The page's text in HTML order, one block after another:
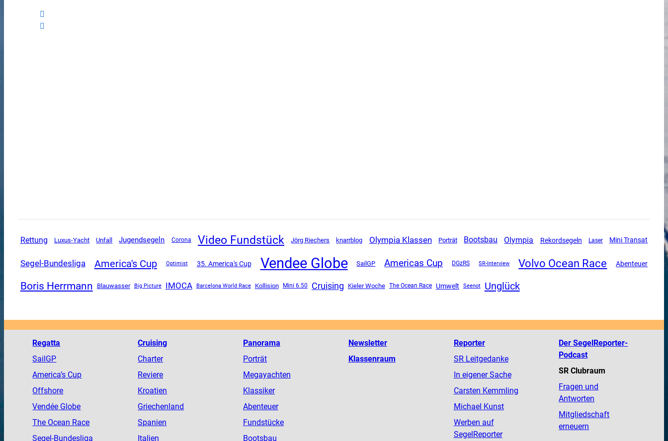
Rettung Luxus-Yacht Unfall Jugendsegeln Corona Video Fundstück Jörg Riechers knarrblog Olympia Klassen Porträt Bootsbau Olympia Rekordsegeln Laser Mini Transat
Segel-Bundesliga America's Cup Optimist 35. America's Cup Vendee Globe SailGP Americas Cup DGzRS SR-Interview Volvo Ocean Race Abenteuer
Boris Herrmann Blauwasser Big Picture IMOCA Barcelona World Race Kollision Mini 6.50 Cruising Kieler Woche The Ocean Race Umwelt Seenot Unglück
Regatta
SailGP
America’s Cup
Offshore
Vendée Globe
The Ocean Race
Segel-Bundesliga
Cruising
Charter
Reviere
Kroatien
Griechenland
Spanien
Italien
Panorama
Porträt
Megayachten
Klassiker
Abenteuer
Fundstücke
Bootsbau
Newsletter
Klassenraum
Reporter
SR Leitgedanke
In eigener Sache
Carsten Kemmling
Michael Kunst
Werben auf
SegelReporter
Der SegelReporter-
Podcast
SR Clubraum
Fragen und
Antworten
Mitgliedschaft
erneuern